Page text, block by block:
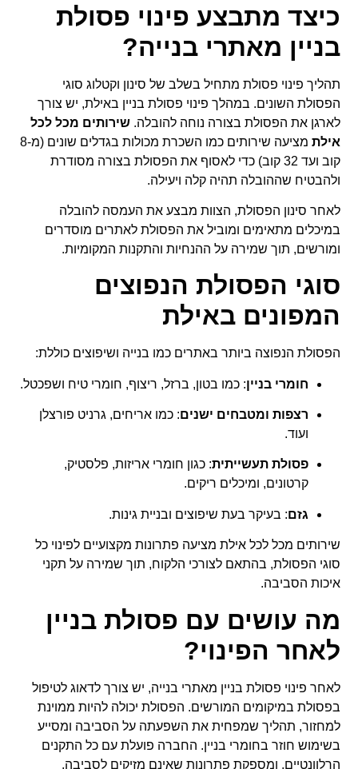
כיצד מתבצע פינוי פסולת
בניין מאתרי בנייה?
תהליך פינוי פסולת מתחיל בשלב של סינון וקטלוג סוגי
הפסולת השונים. במהלך פינוי פסולת בניין באילת, יש צורך
לארגן את הפסולת בצורה נוחה להובלה.שירותים מכל לכל
אילת
מציעה שירותים כמו השכרת מכולות בגדלים שונים (מ-8
קוב ועד 32 קוב) כדי לאסוף את הפסולת בצורה מסודרת
ולהבטיח שההובלה תהיה קלה ויעילה.
לאחר סינון הפסולת, הצוות מבצע את העמסה להובלה
במיכלים מתאימים ומוביל את הפסולת לאתרים מוסדרים
ומורשים, תוך שמירה על ההנחיות והתקנות המקומיות.
סוגי הפסולת הנפוצים
המפונים באילת
הפסולת הנפוצה ביותר באתרים כמו בנייה ושיפוצים כוללת:
חומרי בניין: כמו בטון, ברזל, ריצוף, חומרי טיח ושפכטל.
רצפות ומטבחים ישנים: כמו אריחים, גרניט פורצלן
ועוד.
פסולת תעשייתית: כגון חומרי אריזות, פלסטיק,
קרטונים, ומיכלים ריקים.
גזם: בעיקר בעת שיפוצים ובניית גינות.
שירותים מכל לכל אילת מציעה פתרונות מקצועיים לפינוי כל
סוגי הפסולת, בהתאם לצורכי הלקוח, תוך שמירה על תקני
איכות הסביבה.
מה עושים עם פסולת בניין
לאחר הפינוי?
לאחר פינוי פסולת בניין מאתרי בנייה, יש צורך לדאוג לטיפול
בפסולת במיקומים המורשים. הפסולת יכולה להיות ממוינת
למחזור, תהליך שמפחית את השפעתה על הסביבה ומסייע
בשימוש חוזר בחומרי בניין. החברה פועלת עם כל התקנים
הרלוונטיים, ומספקת פתרונות שאינם מזיקים לסביבה.